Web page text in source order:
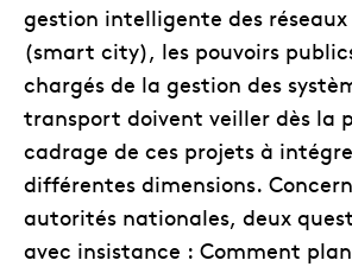
gestion intelligente des
(smart city), les pouvoirs
chargés de la gestion des
transport doivent veiller dès la
cadrage de ces projets à
différentes dimensions.
autorités nationales, deux
avec insistance : Comment